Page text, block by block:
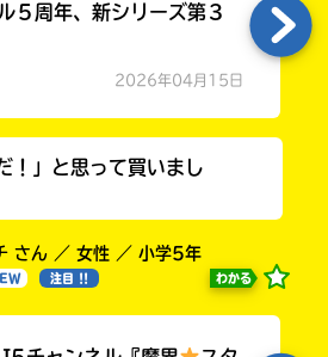
５周年、新シリーズ第３
2026年04月15日
！」と思って買いまし
さん ／ 女性 ／ 小学5年
注目 !! わかる